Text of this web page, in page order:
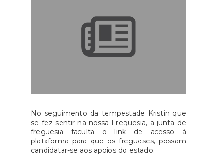
No seguimento da tempestade Kristin que
se fez sentir na nossa Freguesia, a junta de
freguesia faculta o link de acesso à
plataforma para que os fregueses, possam
candidatar-se aos apoios do estado.